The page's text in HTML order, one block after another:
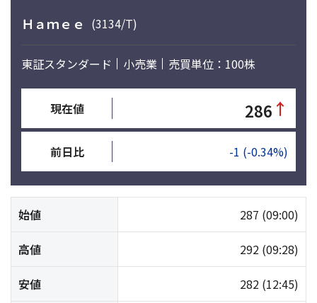
Ｈａｍｅｅ (3134/T)
東証スタンダード 小売業 売買単位：100株
現在値 286 ↑
前日比 -1 (-0.34%)
始値 287 (09:00)
高値 292 (09:28)
安値 282 (12:45)